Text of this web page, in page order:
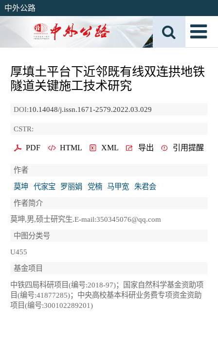
中外公路
厚填土平台下近邻既有线双连拱地铁
隧道关键施工技术研究
DOI:10.14048/j.issn.1671-2579.2022.03.029
CSTR:
PDF HTML XML 导出 引用提醒
作者
莫坤
代家宝 罗丽娟 党楠 马甲宽
朱君会
作者简介
莫坤,男,硕士研究生.E-mail:350345076@qq.com
中图分类号
U455
基金项目
中铁四局科研项目(编号:2018-97)；国家自然科学基金资助项
目(编号:41877285)；中央高校基本科研业务费专项资金资助
项目(编号:300102289201)